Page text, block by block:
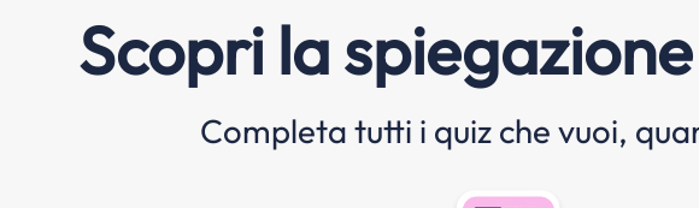
Scopri la
Completa tutti i quiz che vuoi,